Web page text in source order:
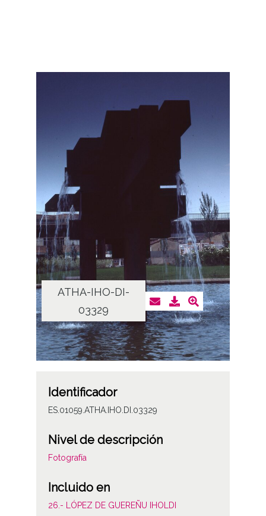
ATHA-IHO-DI-
03329
Identificador
ES.01059.ATHA.IHO.DI.03329
Nivel de descripción
Fotografía
Incluido en
26.- LÓPEZ DE GUEREÑU IHOLDI